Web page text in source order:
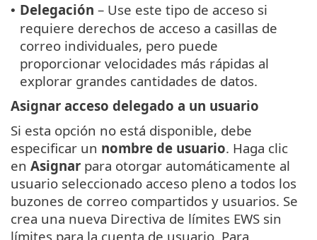
• Delegación – Use este tipo de acceso si
requiere derechos de acceso a casillas de
correo individuales, pero puede
proporcionar velocidades más rápidas al
explorar grandes cantidades de datos.
Asignar acceso delegado a un usuario
Si esta opción no está disponible, debe
especificar un nombre de usuario. Haga clic
en Asignar para otorgar automáticamente al
usuario seleccionado acceso pleno a todos los
buzones de correo compartidos y usuarios. Se
crea una nueva Directiva de límites EWS sin
límites para la cuenta de usuario. Para